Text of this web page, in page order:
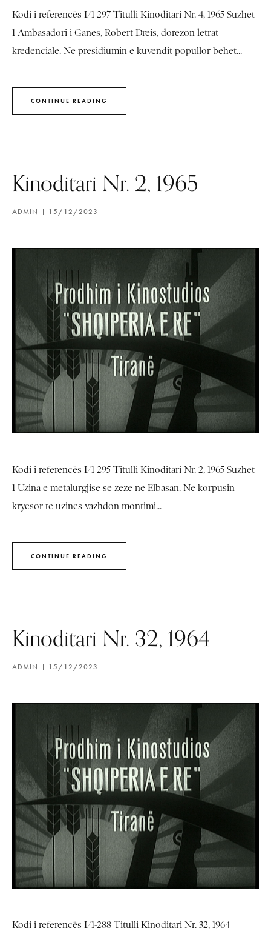
Kodi i referencës I/1-297 Titulli Kinoditari Nr. 4, 1965 Suzhet
1 Ambasadori i Ganes, Robert Dreis, dorezon letrat
kredenciale. Ne presidiumin e kuvendit popullor behet...
CONTINUE READING
Kinoditari Nr. 2, 1965
ADMIN 15/12/2023
Kodi i referencës I/1-295 Titulli Kinoditari Nr. 2, 1965 Suzhet
1 Uzina e metalurgjise se zeze ne Elbasan. Ne korpusin
kryesor te uzines vazhdon montimi...
CONTINUE READING
Kinoditari Nr. 32, 1964
ADMIN 15/12/2023
Kodi i referencës I/1-288 Titulli Kinoditari Nr. 32, 1964